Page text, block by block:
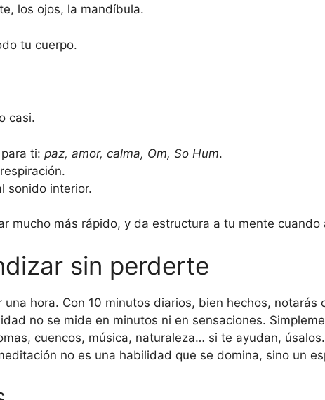
los ojos, la mandíbula.
tu cuerpo.
casi.
ti: paz, amor, calma, Om, So Hum.
sonido interior.
mucho más rápido, y da estructura a tu mente cuando
sin perderte
hora. Con 10 minutos diarios, bien hechos, notarás
no se mide en minutos ni en sensaciones.
cuencos, música, naturaleza… si te ayudan, úsalos.
no es una habilidad que se domina, sino un